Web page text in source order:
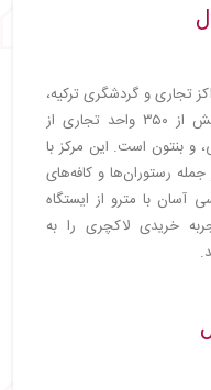
تجاری و گردشگری ترکیه،
در شیشلی واقع شده است و شامل بیش از ۳۵۰ واحد تجاری از
و بنتون است. این مرکز با
رستوران‌ها و کافه‌های
آسان با مترو از ایستگاه
خریدی لاکچری را به